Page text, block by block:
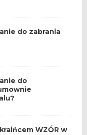
do zabrania
do
WZÓR w